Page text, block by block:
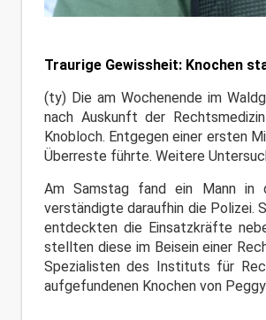
Traurige Gewissheit: Knochen
(ty) Die am Wochenende im
nach Auskunft der
Knobloch. Entgegen einer ersten
Überreste führte. Weitere
Am Samstag fand ein Mann in
verständigte daraufhin die Polizei.
entdeckten die Einsatzkräfte
stellten diese im Beisein einer
Spezialisten des Instituts für
aufgefundenen Knochen von